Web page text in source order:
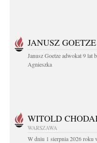
JANUSZ GOETZE
Janusz Goetze adwokat 9 lat
Agnieszka
WITOLD
WARSZAWA
W dniu 1 sierpnia 2026 roku